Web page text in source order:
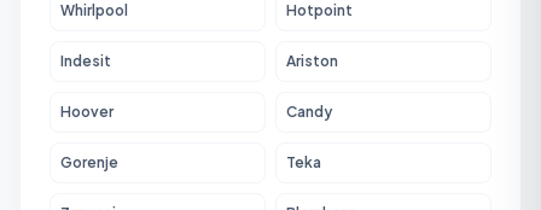
Whirlpool Hotpoint
Indesit Ariston
Hoover Candy
Gorenje Teka